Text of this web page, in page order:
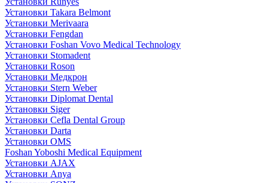
Установки Takara Belmont
Установки Merivaara
Установки Fengdan
Установки Foshan Vovo Medical Technology
Установки Stomadent
Установки Roson
Установки Медкрон
Установки Stern Weber
Установки Diplomat Dental
Установки Siger
Установки Cefla Dental Group
Установки Darta
Установки OMS
Foshan Yoboshi Medical Equipment
Установки AJAX
Установки Anya